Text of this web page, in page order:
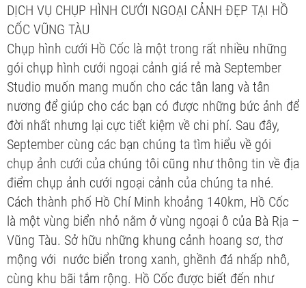
DỊCH VỤ CHỤP HÌNH CƯỚI NGOẠI CẢNH ĐẸP TẠI HỒ
CỐC VŨNG TÀU
Chụp hình cưới Hồ Cốc là một trong rất nhiều những
gói chụp hình cưới ngoại cảnh giá rẻ mà September
Studio muốn mang muốn cho các tân lang và tân
nương để giúp cho các bạn có được những bức ảnh để
đời nhất nhưng lại cực tiết kiệm về chi phí. Sau đây,
September cùng các bạn chúng ta tìm hiểu về gói
chụp ảnh cưới của chúng tôi cũng như thông tin về địa
điểm chụp ảnh cưới ngoại cảnh của chúng ta nhé.
Cách thành phố Hồ Chí Minh khoảng 140km, Hồ Cốc
là một vùng biển nhỏ nằm ở vùng ngoại ô của Bà Rịa –
Vũng Tàu. Sở hữu những khung cảnh hoang sơ, thơ
mộng với nước biển trong xanh, ghềnh đá nhấp nhô,
cùng khu bãi tắm rộng. Hồ Cốc được biết đến như